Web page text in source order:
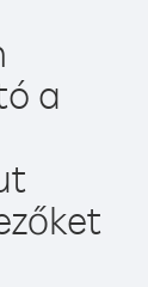
a